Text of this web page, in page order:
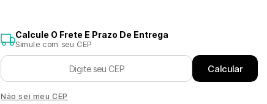
Patch Campeão Brasileirão 2025
R$ 30,00
Patch Participação Libertadores 2026
Calcule O Frete E Prazo De Entrega
Simule com seu CEP
Calcular
Não sei meu CEP